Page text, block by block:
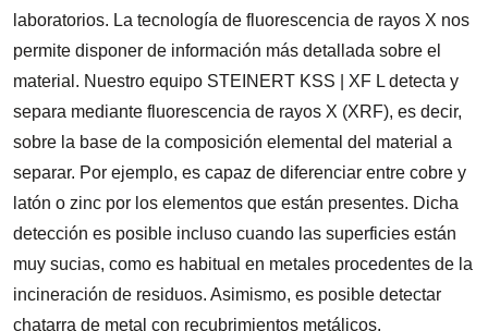
laboratorios. La tecnología de fluorescencia de rayos X nos
permite disponer de información más detallada sobre el
material. Nuestro equipo STEINERT KSS | XF L detecta y
separa mediante fluorescencia de rayos X (XRF), es decir,
sobre la base de la composición elemental del material a
separar. Por ejemplo, es capaz de diferenciar entre cobre y
latón o zinc por los elementos que están presentes. Dicha
detección es posible incluso cuando las superficies están
muy sucias, como es habitual en metales procedentes de la
incineración de residuos. Asimismo, es posible detectar
chatarra de metal con recubrimientos metálicos.